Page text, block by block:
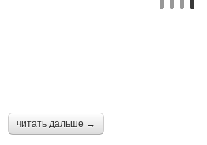
читать дальше →